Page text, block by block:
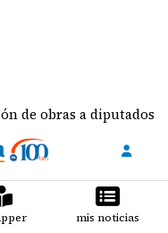
a diputados
mis noticias